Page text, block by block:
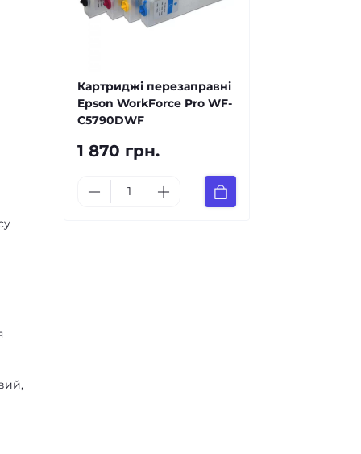
Картриджі перезаправні
Epson WorkForce Pro WF-
C5790DWF
1 870 грн.